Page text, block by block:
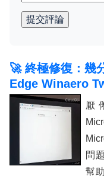
提交評論
🚀 終極修復：幾
Edge Winaero
厭
問
幫